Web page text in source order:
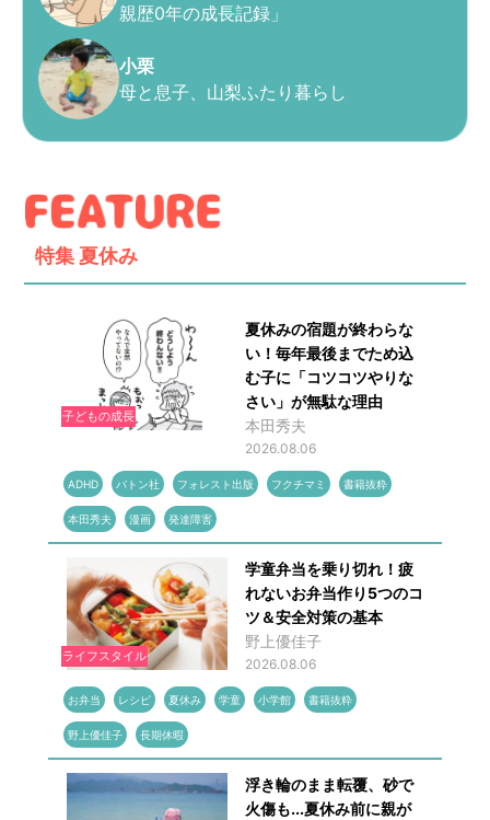
親歴0年の成長記録」
小栗
母と息子、山梨ふたり暮らし
特集 夏休み
子どもの成長
夏休みの宿題が終わらな
い！毎年最後までため込
む子に「コツコツやりな
さい」が無駄な理由
本田秀夫
2026.08.06
ADHD バトン社 フォレスト出版 フクチマミ 書籍抜粋
本田秀夫 漫画 発達障害
ライフスタイル
学童弁当を乗り切れ！疲
れないお弁当作り5つのコ
ツ＆安全対策の基本
野上優佳子
2026.08.06
お弁当 レシピ 夏休み 学童 小学館 書籍抜粋
野上優佳子 長期休暇
浮き輪のまま転覆、砂で
火傷も...夏休み前に親が